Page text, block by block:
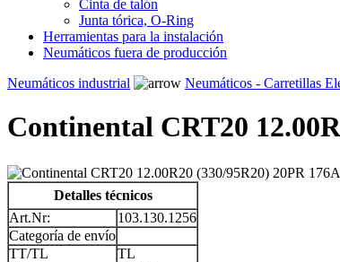
Cinta de talón
Junta tórica, O-Ring
Herramientas para la instalación
Neumáticos fuera de producción
Neumáticos industrial
Neumáticos - Carretillas
Continental CRT20
Detalles técnicos
Art.Nr:
103.130.1256
Categoría de envío
TT/TL
TL